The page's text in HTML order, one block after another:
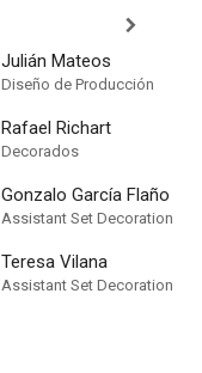
Julián Mateos
Diseño de Producción
Rafael Richart
Decorados
Gonzalo García Flaño
Assistant Set Decoration
Teresa Vilana
Assistant Set Decoration